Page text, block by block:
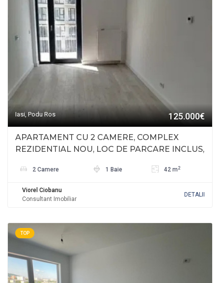
Iasi, Podu Ros 125.000€
APARTAMENT CU 2 CAMERE, COMPLEX
REZIDENTIAL NOU, LOC DE PARCARE INCLUS,
2 Camere 1 Baie 42 m 2
Viorel Ciobanu
Consultant Imobiliar
DETALII
TOP